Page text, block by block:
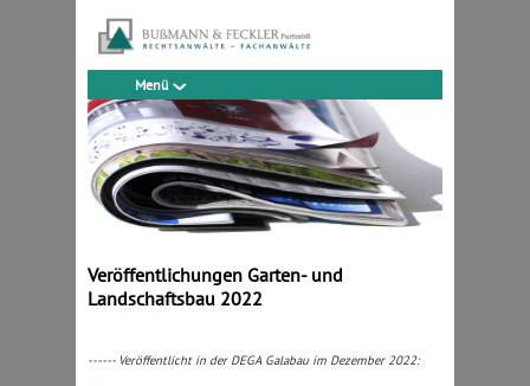
Menü
Veröffentlichungen Garten- und
Landschaftsbau 2022
------ Veröffentlicht in der DEGA Galabau im Dezember 2022: